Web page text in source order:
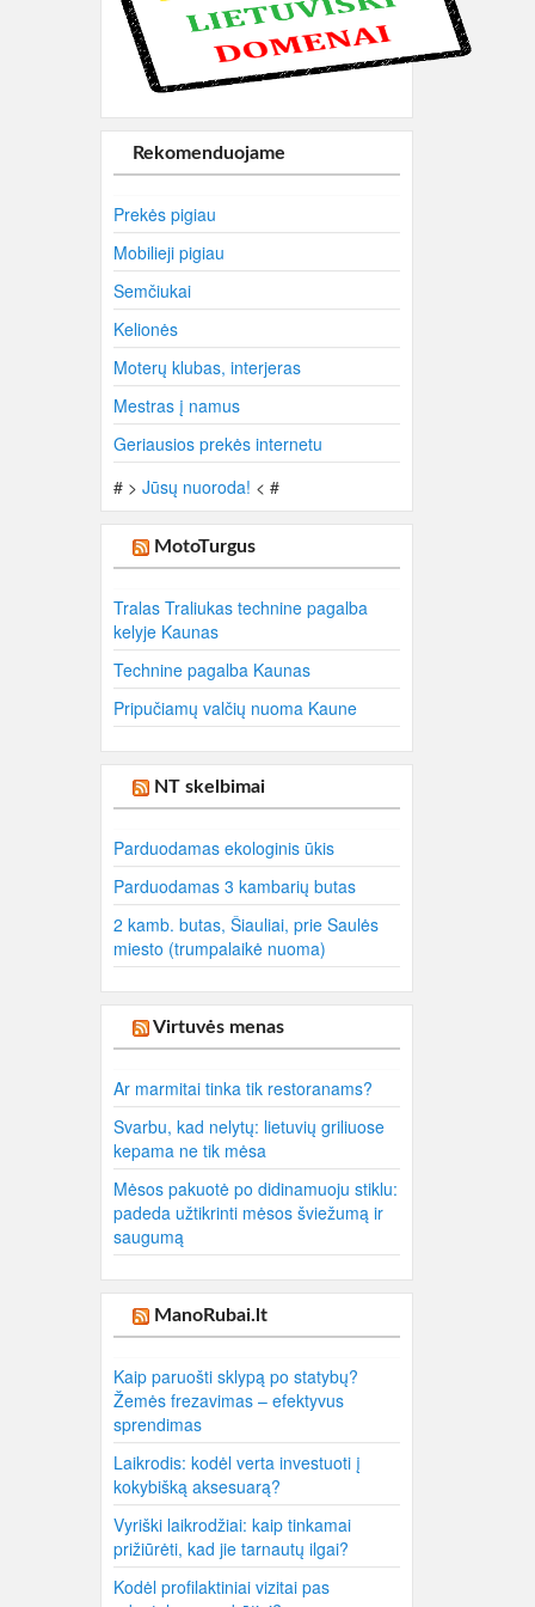
Rekomenduojame
Prekės pigiau
Mobilieji pigiau
Semčiukai
Kelionės
Moterų klubas, interjeras
Mestras į namus
Geriausios prekės internetu
# > Jūsų nuoroda! < #
MotoTurgus
Tralas Traliukas technine pagalba
kelyje Kaunas
Technine pagalba Kaunas
Pripučiamų valčių nuoma Kaune
NT skelbimai
Parduodamas ekologinis ūkis
Parduodamas 3 kambarių butas
2 kamb. butas, Šiauliai, prie Saulės
miesto (trumpalaikė nuoma)
Virtuvės menas
Ar marmitai tinka tik restoranams?
Svarbu, kad nelytų: lietuvių griliuose
kepama ne tik mėsa
Mėsos pakuotė po didinamuoju stiklu:
padeda užtikrinti mėsos šviežumą ir
saugumą
ManoRubai.lt
Kaip paruošti sklypą po statybų?
Žemės frezavimas – efektyvus
sprendimas
Laikrodis: kodėl verta investuoti į
kokybišką aksesuarą?
Vyriški laikrodžiai: kaip tinkamai
prižiūrėti, kad jie tarnautų ilgai?
Kodėl profilaktiniai vizitai pas